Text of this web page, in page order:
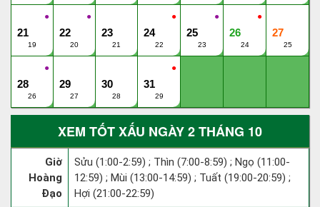
●
21
19
●
22
20
23
21
●
24
22
●
25
23
●
26
24
27
25
●
28
26
29
27
30
28
●
31
29
XEM TỐT XẤU NGÀY 2 THÁNG 10
Giờ
Hoàng
Đạo
Sửu (1:00-2:59) ; Thìn (7:00-8:59) ; Ngọ (11:00-
12:59) ; Mùi (13:00-14:59) ; Tuất (19:00-20:59) ;
Hợi (21:00-22:59)